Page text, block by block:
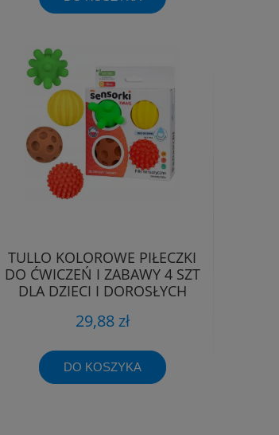
TULLO KOLOROWE PIŁECZKI
DO ĆWICZEŃ I ZABAWY 4 SZT
DLA DZIECI I DOROSŁYCH
29,88 zł
DO KOSZYKA